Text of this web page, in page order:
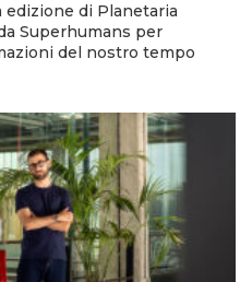
di Planetaria
Superhumans per
del nostro tempo